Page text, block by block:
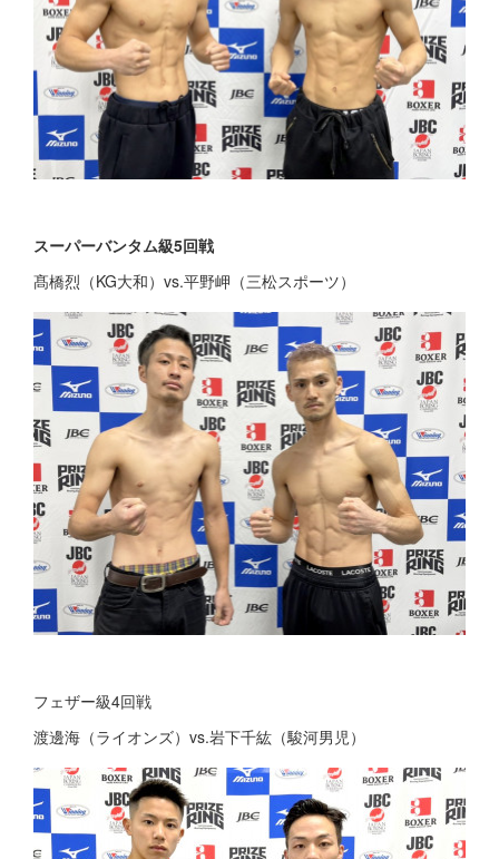
スーパーバンタム級5回戦
髙橋烈（KG大和）vs.平野岬（三松スポーツ）
フェザー級4回戦
渡邊海（ライオンズ）vs.岩下千紘（駿河男児）